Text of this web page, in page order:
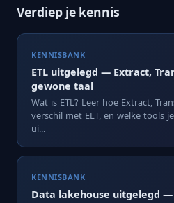
Verdiep je kennis
KENNISBANK
ETL uitgelegd — Extract,
gewone taal
Wat is ETL? Leer hoe Extract,
verschil met ELT, en welke tools
ui...
KENNISBANK
Data lakehouse uitgelegd